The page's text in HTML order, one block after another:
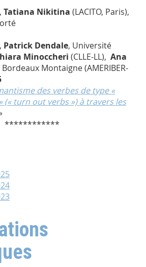
Tatiana Nikitina (LACITO, Paris),
Patrick Dendale, Université
Minoccheri (CLLE-LL), Ana
Montaigne (AMERIBER-
des verbes de type «
(« turn out verbs ») à travers les
************